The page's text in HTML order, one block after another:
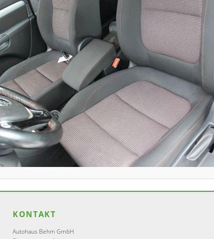
KONTAKT
Autohaus Behm GmbH